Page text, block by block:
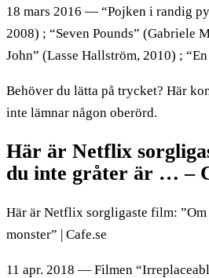
18 mars 2016 — “Pojken i randig
2008) ; “Seven Pounds” (Gabriele
John” (Lasse Hallström, 2010) ;
Behöver du lätta på trycket? Här
inte lämnar någon oberörd.
Här är Netflix
du inte gråter är … –
Här är Netflix sorgligaste film:
monster” | Cafe.se
11 apr. 2018 — Filmen